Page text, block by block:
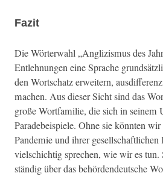
Fazit
Die Wörter­wahl „Anglizis­mus des
Entlehnun­gen eine Sprache
den Wortschatz erweit­ern,
machen. Aus dieser Sicht sind das
große Wort­fam­i­lie, die sich in seinem
Parade­beispiele. Ohne sie kön­nten
Pan­demie und ihrer
vielschichtig sprechen, wie wir es tun.
ständig über das behör­den­deutsche